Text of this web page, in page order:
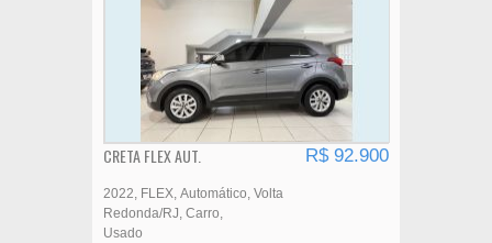
CRETA FLEX AUT. R$ 92.900
2022 FLEX Automático Volta
Redonda/RJ Carro
Usado